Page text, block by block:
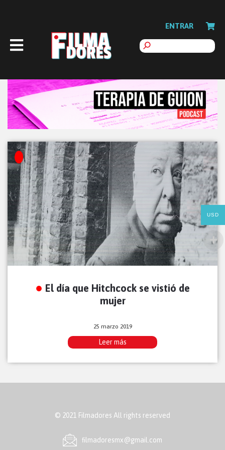
ENTRAR
El día que Hitchcock se vistió de
mujer
25 marzo 2019
Leer más
© 2021 Filmadores All rights reserved
ﬁlmadoresmx@gmail.com
USD